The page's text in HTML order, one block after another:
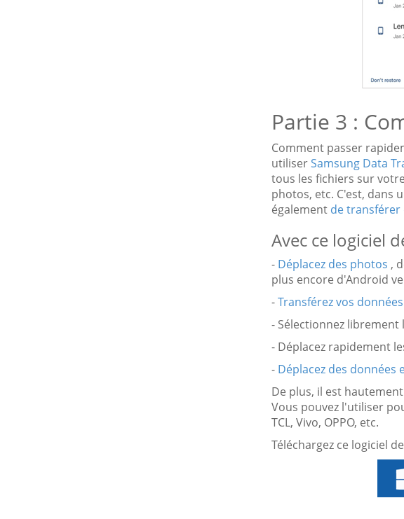
Partie 3 :
Comment passer
utiliserSamsung Data
tous les fichiers sur
photos, etc. C'est, dans
également de transférer
Avec ce logiciel
- Déplacez des photos ,
plus encore d'Android
-Transférez vos
- Sélectionnez
- Déplacez rapidement
- Déplacez des données
De plus, il est
Vous pouvez l'utiliser
TCL, Vivo, OPPO, etc.
Téléchargez ce logiciel